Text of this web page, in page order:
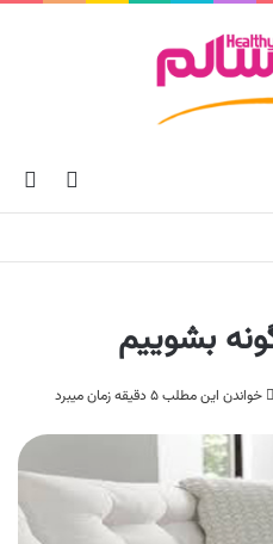
skin
بشوییم
خواندن این مطلب ۵ دقیقه زمان میبرد